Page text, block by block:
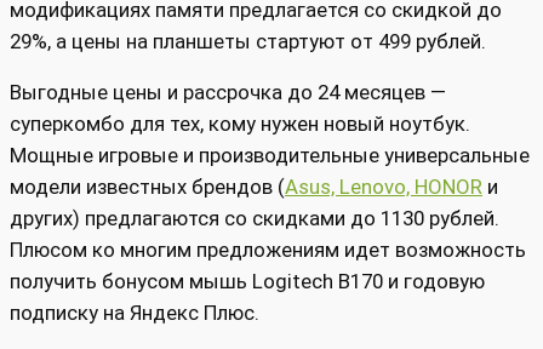
модификациях памяти предлагается со скидкой до
29%, а цены на планшеты стартуют от 499 рублей.
Выгодные цены и рассрочка до 24 месяцев —
суперкомбо для тех, кому нужен новый ноутбук.
Мощные игровые и производительные универсальные
модели известных брендов (Asus, Lenovo, HONOR и
других) предлагаются со скидками до 1130 рублей.
Плюсом ко многим предложениям идет возможность
получить бонусом мышь Logitech B170 и годовую
подписку на Яндекс Плюс.